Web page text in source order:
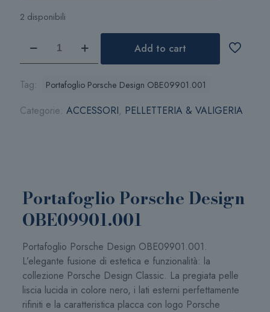
2 disponibili
Design
OBE09901.001
Add to cart
Tag: Portafoglio Porsche Design OBE09901.001
Categorie: ACCESSORI, PELLETTERIA & VALIGERIA
Portafoglio Porsche Design
OBE09901.001
Portafoglio Porsche Design OBE09901.001.
L’elegante fusione di estetica e funzionalità: la
collezione Porsche Design Classic. La pregiata pelle
liscia lucida in colore nero, i lati esterni perfettamente
rifiniti e la caratteristica placca con logo Porsche